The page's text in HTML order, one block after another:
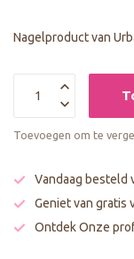
Nagelproduct van
Toevoegen om te
Vandaag besteld
Geniet van gratis
Ontdek Onze